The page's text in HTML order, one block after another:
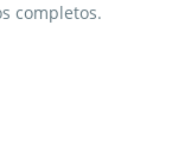
completos.
de 555mts2 y
cubiertos.